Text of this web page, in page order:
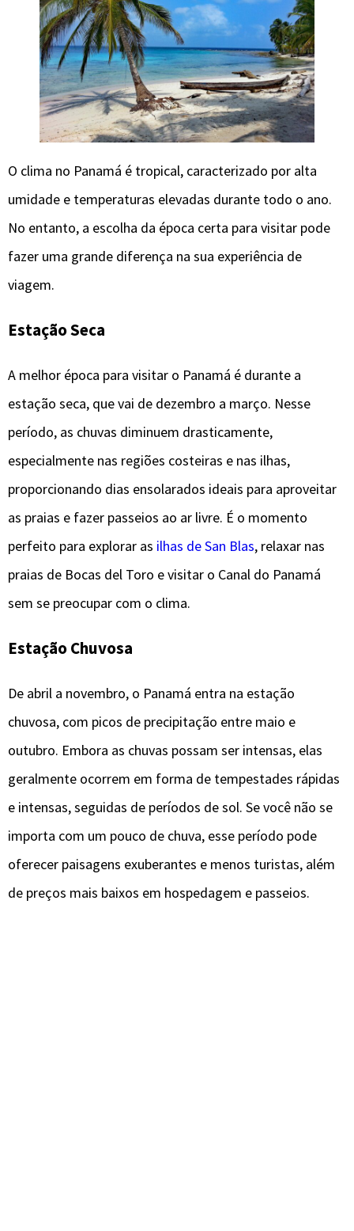
O clima no Panamá é tropical, caracterizado por alta
umidade e temperaturas elevadas durante todo o ano.
No entanto, a escolha da época certa para visitar pode
fazer uma grande diferença na sua experiência de
viagem.
Estação Seca
A melhor época para visitar o Panamá é durante a
estação seca, que vai de dezembro a março. Nesse
período, as chuvas diminuem drasticamente,
especialmente nas regiões costeiras e nas ilhas,
proporcionando dias ensolarados ideais para aproveitar
as praias e fazer passeios ao ar livre. É o momento
perfeito para explorar as ilhas de San Blas, relaxar nas
praias de Bocas del Toro e visitar o Canal do Panamá
sem se preocupar com o clima.
Estação Chuvosa
De abril a novembro, o Panamá entra na estação
chuvosa, com picos de precipitação entre maio e
outubro. Embora as chuvas possam ser intensas, elas
geralmente ocorrem em forma de tempestades rápidas
e intensas, seguidas de períodos de sol. Se você não se
importa com um pouco de chuva, esse período pode
oferecer paisagens exuberantes e menos turistas, além
de preços mais baixos em hospedagem e passeios.